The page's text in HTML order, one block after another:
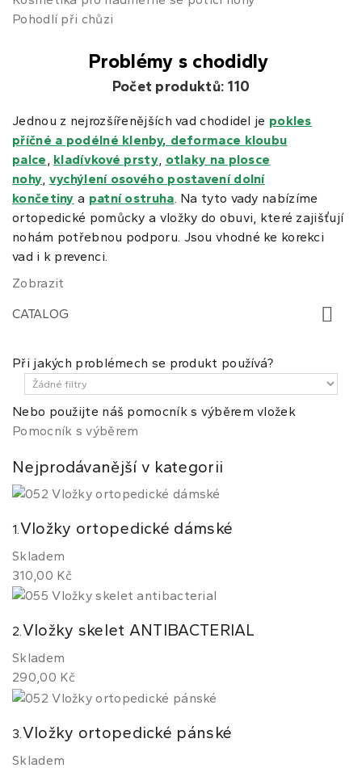
Pohodlí při chůzi
Problémy s chodidly
Počet produktů: 110
Jednou z nejrozšířenějších vad chodidel je pokles
příčné a podélné klenby, deformace kloubu
palce, kladívkové prsty, otlaky na plosce
nohy, vychýlení osového postavení dolní
končetiny a patní ostruha. Na tyto vady nabízíme
ortopedické pomůcky a vložky do obuvi, které zajišťují
nohám potřebnou podporu. Jsou vhodné ke korekci
vad i k prevenci.
Zobrazit
CATALOG
Při jakých problémech se produkt používá?
Nebo použijte náš pomocník s výběrem vložek
Pomocník s výběrem
Nejprodávanější v kategorii
1.Vložky ortopedické dámské
Skladem
310,00 Kč
2.Vložky skelet ANTIBACTERIAL
Skladem
290,00 Kč
3. Vložky ortopedické pánské
Skladem